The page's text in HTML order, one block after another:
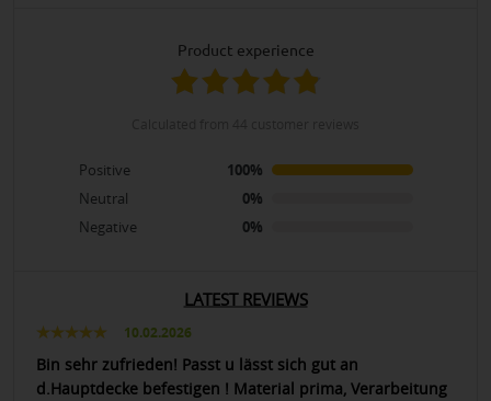
product experience
Positive
100%
Neutral
0%
Negative
0%
LATEST REVIEWS
10.02.2026
Bin sehr zufrieden! Passt u lässt sich gut an
d.Hauptdecke befestigen ! Material prima, Verarbeitung